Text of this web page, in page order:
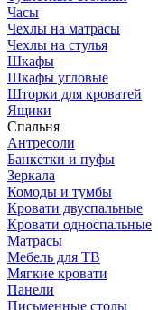
Часы
Чехлы на матрасы
Чехлы на стулья
Шкафы
Шкафы угловые
Шторки для кроватей
Ящики
Спальня
Антресоли
Банкетки и пуфы
Зеркала
Комоды и тумбы
Кровати двуспальные
Кровати односпальные
Матрасы
Мебель для ТВ
Мягкие кровати
Панели
Письменные столы